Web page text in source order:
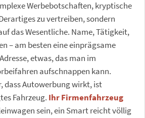
Werbebotschaften, kryptische
zu vertreiben, sondern
das Wesentliche. Name, Tätigkeit,
– am besten eine einprägsame
etwas, das man im
aufschnappen kann.
dass Autowerbung wirkt, ist
Fahrzeug. Ihr Firmenfahrzeug
sein, ein Smart reicht völlig